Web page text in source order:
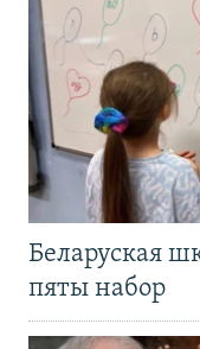
Беларуская
пяты набор